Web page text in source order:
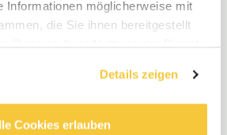
Informationen möglicherweise mit
die Sie ihnen bereitgestellt
Details zeigen
Cookies erlauben